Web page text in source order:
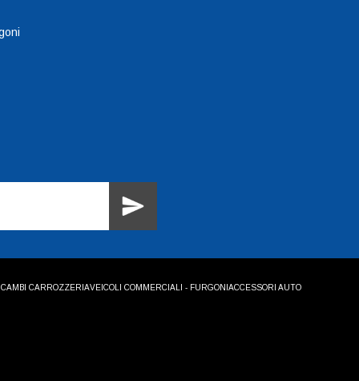
CARROZZERIAVEICOLI COMMERCIALI - FURGONI ACCESSORI AUTO